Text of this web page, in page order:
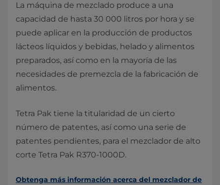
La máquina de mezclado produce a una
capacidad de hasta 30 000 litros por hora y se
puede aplicar en la producción de productos
lácteos líquidos y bebidas, helado y alimentos
preparados, así como en la mayoría de las
necesidades de premezcla de la fabricación de
alimentos.
Tetra Pak tiene la titularidad de un cierto
número de patentes, así como una serie de
patentes pendientes, para el mezclador de alto
corte Tetra Pak R370-1000D.
Obtenga más información acerca del mezclador de